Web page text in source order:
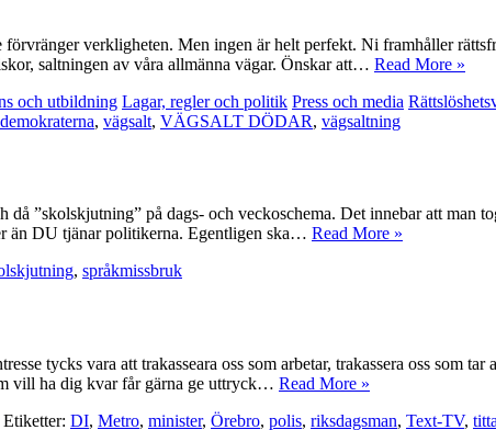
verkligheten. Men ingen är helt perfekt. Ni framhåller
saltningen av våra allmänna vägar. Önskar att… Read More »
och utbildning Lagar, regler och politik Press och media
, vägsalt, VÄGSALT DÖDAR, vägsaltning
”skolskjutning” på dags- och veckoschema. Det innebar att man
än DU tjänar politikerna. Egentligen ska… Read More »
, språkmissbruk
tycks vara att trakasseara oss som arbetar, trakassera oss som tar
vill ha dig kvar får gärna ge uttryck… Read More »
Etiketter: DI, Metro, minister, Örebro, polis, riksdagsman, Text-TV,